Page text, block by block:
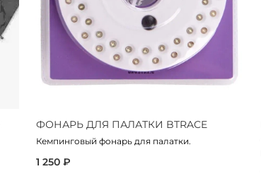
ФОНАРЬ ДЛЯ ПАЛАТКИ BTRACE
Кемпинговый фонарь для палатки.
1 250 ₽